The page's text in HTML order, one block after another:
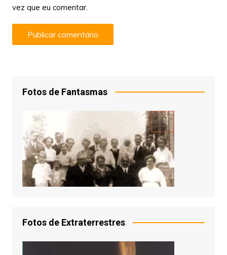
vez que eu comentar.
Fotos de Fantasmas
Fotos de Extraterrestres